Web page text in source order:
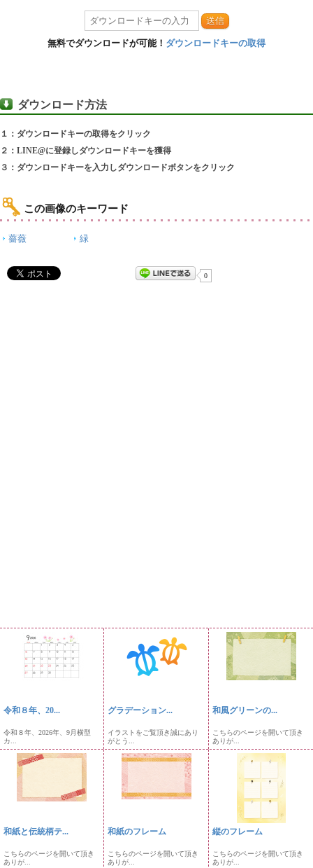
送信
無料でダウンロードが可能！ ダウンロードキーの取得
ダウンロード方法
１：ダウンロードキーの取得をクリック
２：LINE@に登録しダウンロードキーを獲得
３：ダウンロードキーを入力しダウンロードボタンをクリック
この画像のキーワード
薔薇 緑
0
令和８年、20...
令和８年、2026年、9月横型
カ...
グラデーション...
イラストをご覧頂き誠にあり
がとう...
和風グリーンの...
こちらのページを開いて頂き
ありが...
和紙と伝統柄テ...
こちらのページを開いて頂き
ありが...
和紙のフレーム
こちらのページを開いて頂き
ありが...
縦のフレーム
こちらのページを開いて頂き
ありが...